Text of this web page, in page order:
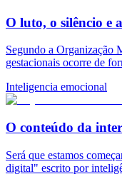
O luto, o silêncio e
Segundo a Organização
gestacionais ocorre de
Inteligencia emocional
O conteúdo da
Será que estamos
digital" escrito por